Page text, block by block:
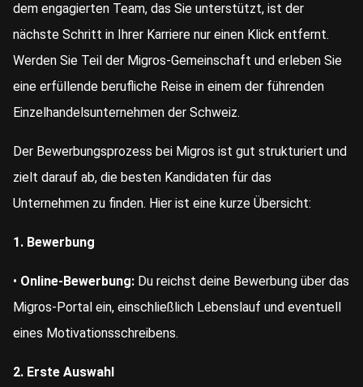
dem engagierten Team, das Sie unterstützt, ist der
nächste Schritt in Ihrer Karriere nur einen Klick entfernt.
Werden Sie Teil der Migros-Gemeinschaft und erleben Sie
eine erfüllende berufliche Reise in einem der führenden
Einzelhandelsunternehmen der Schweiz.
Der Bewerbungsprozess bei Migros ist gut strukturiert und
zielt darauf ab, die besten Kandidaten für das
Unternehmen zu finden. Hier ist eine kurze Übersicht:
1. Bewerbung
• Online-Bewerbung: Du reichst deine Bewerbung über das
Migros-Portal ein, einschließlich Lebenslauf und eventuell
eines Motivationsschreibens.
2. Erste Auswahl